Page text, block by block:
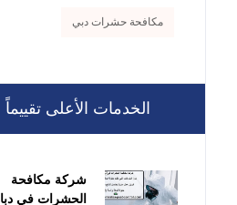
مكافحة حشرات دبي
الخدمات الأعلى تقييماً
شركة مكافحة
الحشرات في دبا